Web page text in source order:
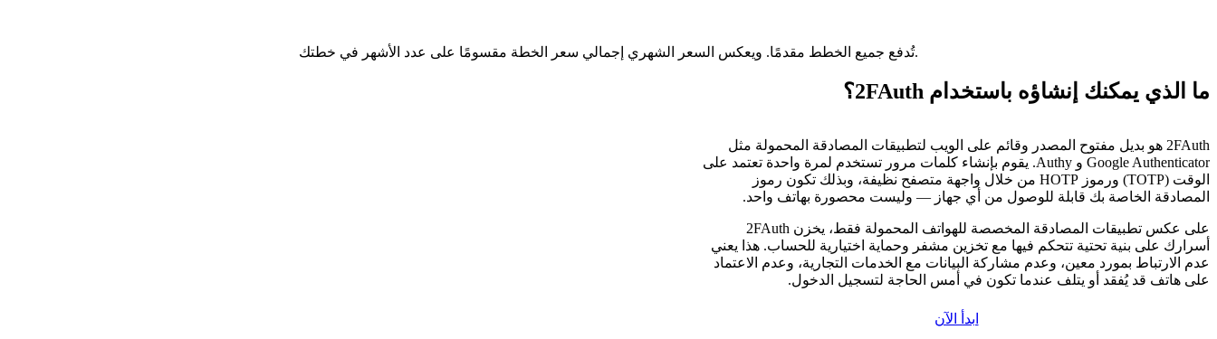
تُدفع جميع الخطط مقدمًا. ويعكس السعر الشهري إجمالي سعر الخطة مقسومًا على عدد الأشهر في خطتك.
ما الذي يمكنك إنشاؤه باستخدام 2FAuth؟
2FAuth هو بديل مفتوح المصدر وقائم على الويب لتطبيقات المصادقة المحمولة مثل
Google Authenticator و Authy. يقوم بإنشاء كلمات مرور تستخدم لمرة واحدة تعتمد على
الوقت (TOTP) ورموز HOTP من خلال واجهة متصفح نظيفة، وبذلك تكون رموز
المصادقة الخاصة بك قابلة للوصول من أي جهاز — وليست محصورة بهاتف واحد.
على عكس تطبيقات المصادقة المخصصة للهواتف المحمولة فقط، يخزن 2FAuth
أسرارك على بنية تحتية تتحكم فيها مع تخزين مشفر وحماية اختيارية للحساب. هذا يعني
عدم الارتباط بمورد معين، وعدم مشاركة البيانات مع الخدمات التجارية، وعدم الاعتماد
على هاتف قد يُفقد أو يتلف عندما تكون في أمس الحاجة لتسجيل الدخول.
ابدأ الآن